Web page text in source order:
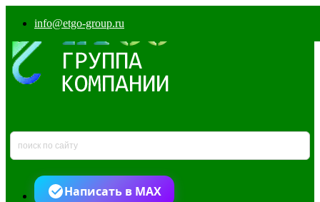
info@etgo-group.ru
Написать в MAX